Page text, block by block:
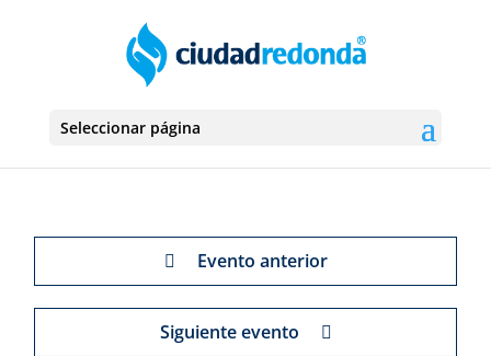
Seleccionar página
Evento anterior
Siguiente evento